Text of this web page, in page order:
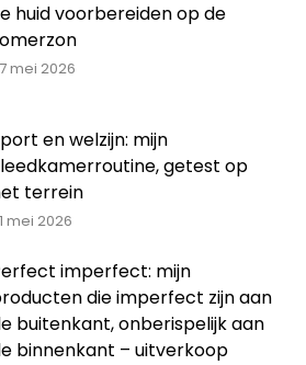
huid voorbereiden op de
mei 2026
en welzijn: mijn
getest op
terrein
mei 2026
imperfect: mijn
die imperfect zijn aan
buitenkant, onberispelijk aan
binnenkant – uitverkoop